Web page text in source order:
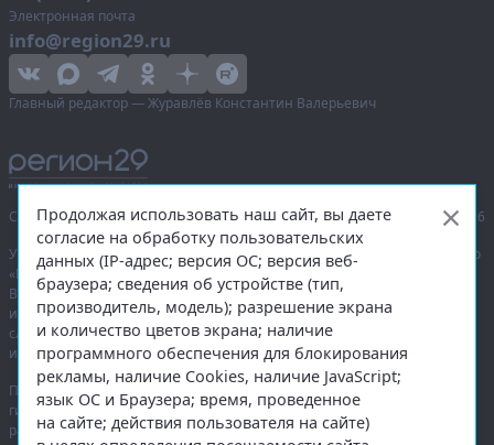
Электронная почта
info@region29.ru
Главный редактор — Журавлёв Константин Валерьевич
Сетевое издание «Информационное агентство Регион 29»,
© 2016–2026
Учредитель — общество с ограниченной ответственностью «Агентство
«Правда Севера».
Выписка из реестра зарегистрированных средств массовой
информации:ЭЛ № ФС 77-74226от 09.11.2018 выдано Федеральной
службой по надзору в сфере связи, информационных технологий
и массовых коммуникаций (Роскомнадзор).
При полном или частичном использовании любых материалов
гиперссылка на region29.ruобязательна. Копирование материалов без
разрешения администрации сайта запрещено.
Продолжая использовать наш сайт, вы даете
согласие на обработку пользовательских
данных (IP-адрес; версия ОС; версия веб-
браузера; сведения об устройстве (тип,
производитель, модель); разрешение экрана
и количество цветов экрана; наличие
программного обеспечения для блокирования
рекламы, наличие Cookies, наличие JavaScript;
язык ОС и Браузера; время, проведенное
на сайте; действия пользователя на сайте)